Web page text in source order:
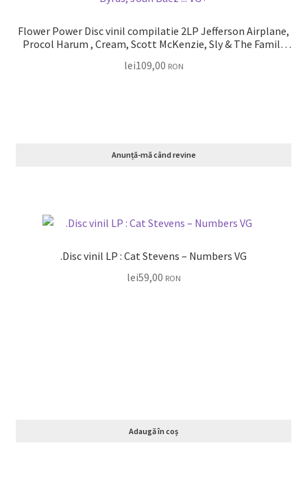
Flower Power Disc vinil compilatie 2LP Jefferson Airplane,
Procol Harum , Cream, Scott McKenzie, Sly & The Family
lei109,00 RON
Anunță-mă când revine
.Disc vinil LP : Cat Stevens – Numbers VG
lei59,00 RON
Adaugă în coș